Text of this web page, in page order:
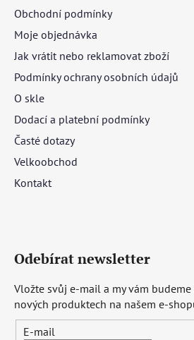
Obchodní podmínky
Moje objednávka
Jak vrátit nebo reklamovat zboží
Podmínky ochrany osobních údajů
O skle
Dodací a platební podmínky
Časté dotazy
Velkoobchod
Kontakt
Odebírat newsletter
Vložte svůj e-mail a my vám
nových produktech na našem e-
E-mail